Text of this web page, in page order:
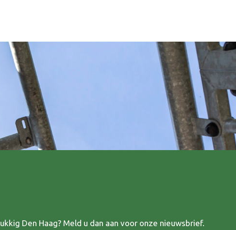
Den Haag? Meld u dan aan voor onze nieuwsbrief.